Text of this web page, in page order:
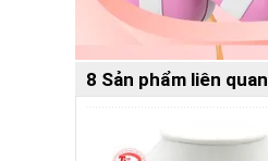
8 Sản phẩm liên quan